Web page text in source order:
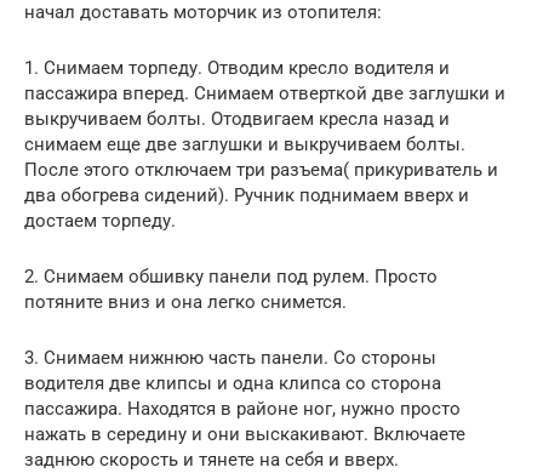
начал доставать моторчик из отопителя:
1. Снимаем торпеду. Отводим кресло водителя и
пассажира вперед. Снимаем отверткой две заглушки и
выкручиваем болты. Отодвигаем кресла назад и
снимаем еще две заглушки и выкручиваем болты.
После этого отключаем три разъема( прикуриватель и
два обогрева сидений). Ручник поднимаем вверх и
достаем торпеду.
2. Снимаем обшивку панели под рулем. Просто
потяните вниз и она легко снимется.
3. Снимаем нижнюю часть панели. Со стороны
водителя две клипсы и одна клипса со сторона
пассажира. Находятся в районе ног, нужно просто
нажать в середину и они выскакивают. Включаете
заднюю скорость и тянете на себя и вверх.